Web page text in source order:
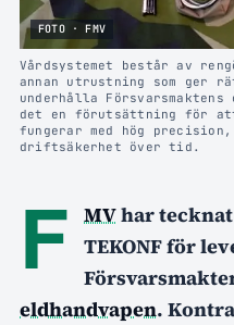
FOTO · FMV
Vårdsystemet består av
annan utrustning som
underhålla
det en förutsättning för
fungerar med hög
driftsäkerhet över tid.
F MVhar
TEKONF för
eldhandvapen.